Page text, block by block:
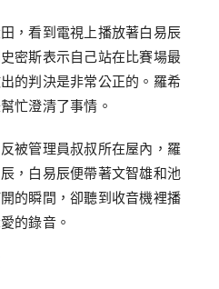
，看到電視上播放著白易辰
密斯表示自己站在比賽場最
的判決是非常公正的。羅希
忙澄清了事情。
被管理員叔叔所在屋內，羅
，白易辰便帶著文智雄和池
的瞬間，卻聽到收音機裡播
的錄音。